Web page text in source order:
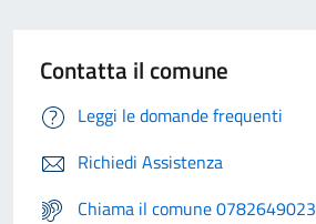
Contatta il comune
Leggi le domande frequenti
Richiedi Assistenza
Chiama il comune 0782649023